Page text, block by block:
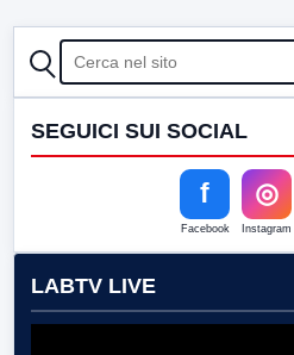
CERCA
SEGUICI SUI SOCIAL
f
Facebook
◎
Instagram
LABTV LIVE